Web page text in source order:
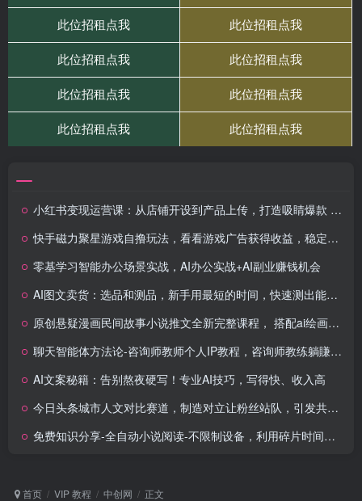
小红书变现运营课：从店铺开设到产品上传，打造吸睛爆款 全方位提升收入
快手磁力聚星游戏自撸玩法，看看游戏广告获得收益，稳定项目，收益看自己时间
零基学习智能办公场景实战，AI办公实战+AI副业赚钱机会
AI图文卖货：选品和测品，新手用最短的时间，快速测出能出单的好品！
原创悬疑漫画民间故事小说推文全新完整课程， 搭配ai绘画，0基础轻松上手，撸分成和伙伴计划
聊天智能体方法论-咨询师教师个人IP教程，咨询师教练躺賺之路
AI文案秘籍：告别熬夜硬写！专业AI技巧，写得快、收入高
今日头条城市人文对比赛道，制造对立让粉丝站队，引发共鸣及自豪感，发中视频计划轻松月入过1W
免费知识分享-全自动小说阅读-不限制设备，利用碎片时间，轻松日入500+
首页 VIP 教程 中创网 正文